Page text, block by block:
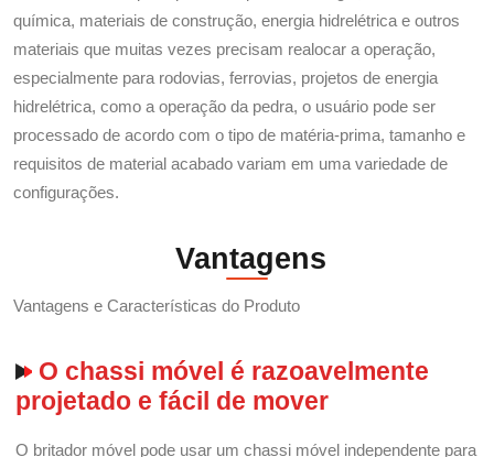
química, materiais de construção, energia hidrelétrica e outros
materiais que muitas vezes precisam realocar a operação,
especialmente para rodovias, ferrovias, projetos de energia
hidrelétrica, como a operação da pedra, o usuário pode ser
processado de acordo com o tipo de matéria-prima, tamanho e
requisitos de material acabado variam em uma variedade de
configurações.
Vantagens
Vantagens e Características do Produto
O chassi móvel é razoavelmente
projetado e fácil de mover
O britador móvel pode usar um chassi móvel independente para